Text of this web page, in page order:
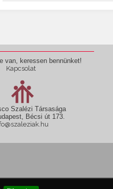
van, keressen bennünket!
Kapcsolat
Szalézi Társasága
Bécsi út 173.